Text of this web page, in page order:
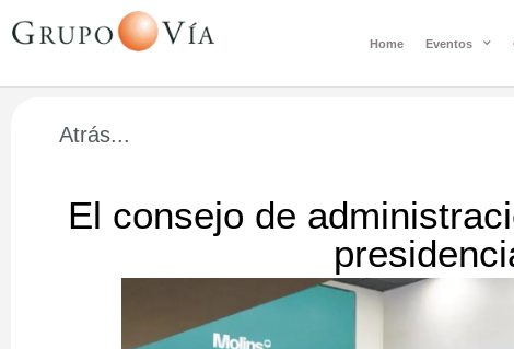
Home Eventos
Atrás...
El consejo de